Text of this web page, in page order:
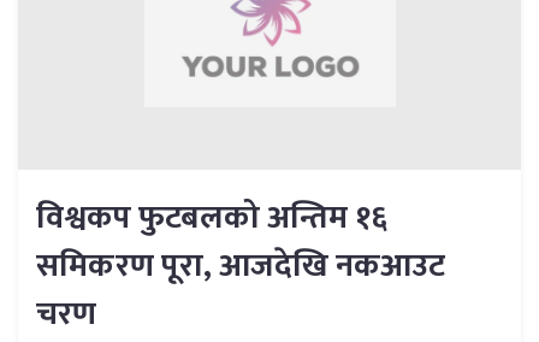
विश्वकप फुटबलको अन्तिम १६
समिकरण पूरा, आजदेखि नकआउट
चरण